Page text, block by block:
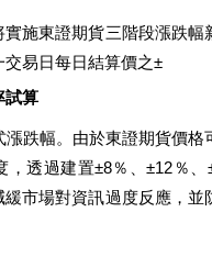
施東證期貨三階段漲跌幅
易日每日結算價之±
試算
漲跌幅。由於東證期貨價格
，透過建置±8％、±12％
緩市場對資訊過度反應，並